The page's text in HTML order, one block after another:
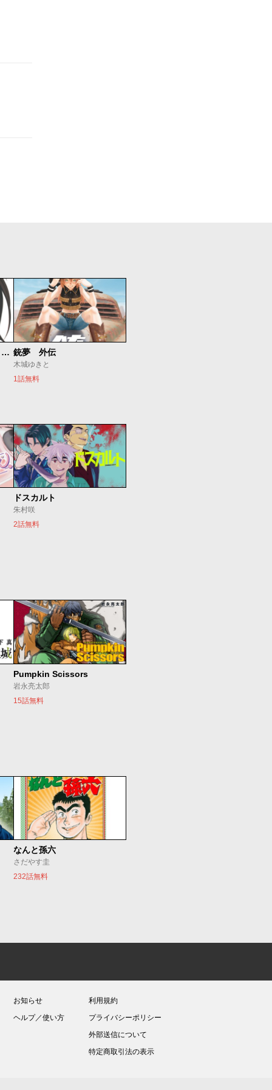
銃夢 Last Order NEW EDITION 銃夢 外伝
木城ゆきと
1話無料
ドスカルト
朱村咲
2話無料
Pumpkin Scissors
岩永亮太郎
15話無料
なんと孫六
さだやす圭
232話無料
お知らせ
ヘルプ／使い方
利用規約
プライバシーポリシー
外部送信について
特定商取引法の表示